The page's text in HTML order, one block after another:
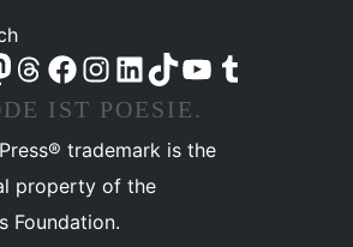
besuchen
Konto besuchenKonto besuchen
Unser Threads-Konto besuchen
Unsere Facebook-Seite besuchen
Unser Instagram-Konto besuchen
Unser LinkedIn-Konto besuchen
Unser TikTok-Konto besuchen
Unseren YouTube-Kanal besuchen
Unser Tumblr-Konto besuchen
IST POESIE.
trademark is the
property of the
Foundation.